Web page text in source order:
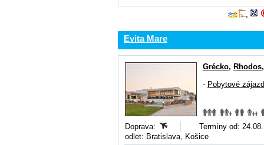
Evita Mare
Grécko, Rhodos
- Pobytové
Doprava:
Termíny od:
odlet: Bratislava, Košice